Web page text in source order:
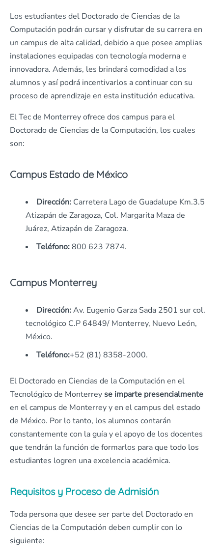
Los estudiantes del Doctorado de Ciencias de la
Computación podrán cursar y disfrutar de su carrera en
un campus de alta calidad, debido a que posee amplias
instalaciones equipadas con tecnología moderna e
innovadora. Además, les brindará comodidad a los
alumnos y así podrá incentivarlos a continuar con su
proceso de aprendizaje en esta institución educativa.
El Tec de Monterrey ofrece dos campus para el
Doctorado de Ciencias de la Computación, los cuales
son:
Campus Estado de México
Dirección: Carretera Lago de Guadalupe Km.3.5
Atizapán de Zaragoza, Col. Margarita Maza de
Juárez, Atizapán de Zaragoza.
Teléfono:800 623 7874.
Campus Monterrey
Dirección:Av. Eugenio Garza Sada 2501 sur col.
tecnológico C.P 64849/ Monterrey, Nuevo León,
México.
Teléfono:+52 (81) 8358-2000.
El Doctorado en Ciencias de la Computación en el
Tecnológico de Monterreyse imparte presencialmente
en el campus de Monterrey y en el campus del estado
de México. Por lo tanto, los alumnos contarán
constantemente con la guía y el apoyo de los docentes
que tendrán la función de formarlos para que todo los
estudiantes logren una excelencia académica.
Requisitos y Proceso de Admisión
Toda persona que desee ser parte del Doctorado en
Ciencias de la Computación deben cumplir con lo
siguiente: